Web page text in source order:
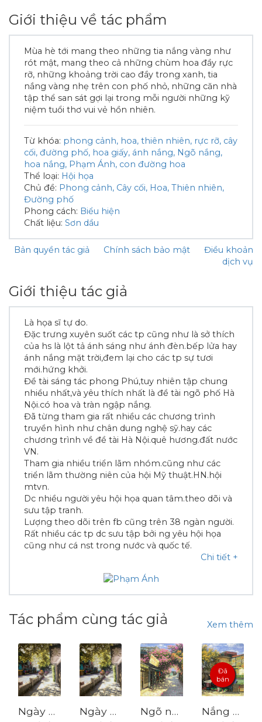
Giới thiệu về tác phẩm
Mùa hè tới mang theo những tia nắng vàng như
rót mật, mang theo cả những chùm hoa đầy rực
rỡ, những khoảng trời cao đầy trong xanh, tia
nắng vàng nhẹ trên con phố nhỏ, những căn nhà
tập thể san sát gợi lại trong mỗi người những kỹ
niệm tuổi thơ vui vẻ hồn nhiên.
Từ khóa: phong cảnh hoa thiên nhiên rực rỡ cây
cối đường phố hoa giấy ánh nắng Ngõ nắng
hoa nắng Phạm Ánh con đường hoa
Thể loại: Hội họa
Chủ đề: Phong cảnh Cây cối Hoa Thiên nhiên
Đường phố
Phong cách: Biểu hiện
Chất liệu: Sơn dầu
Bản quyền tác giả Chính sách bảo mật
Điều khoản
dịch vụ
Giới thiệu tác giả
Là họa sĩ tự do.
Đặc trưng xuyên suốt các tp cũng như là sở thích
của hs là lột tả ánh sáng như ánh đèn.bếp lửa hay
ánh nắng mặt trời,đem lại cho các tp sự tươi
mới.hứng khởi.
Đề tài sáng tác phong Phú,tuy nhiên tập chung
nhiều nhất,và yêu thích nhất là đề tài ngõ phố Hà
Nội.có hoa và tràn ngập nắng.
Đã từng tham gia rất nhiều các chương trình
truyền hình như chân dung nghệ sỹ.hay các
chương trình về đề tài Hà Nội.quê hương.đất nước
VN.
Tham gia nhiều triển lãm nhóm.cũng như các
triển lãm thường niên của hội Mỹ thuật.HN.hội
mtvn.
Dc nhiều người yêu hội họa quan tâm.theo dõi và
sưu tập tranh.
Lượng theo dõi trên fb cũng trên 38 ngàn người.
Rất nhiều các tp dc sưu tập bởi ng yêu hội họa
cũng như cá nst trong nước và quốc tế.
Chi tiết +
Tác phẩm cùng tác giả Xem thêm
Ngày nắng Ngày nắng về Ngõ nắng
Đã
bán
Nắng đầu hạ